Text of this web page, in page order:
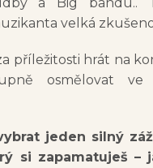
velká
příležitosti hrát na
osmělovat
jeden silný
si zapamatuješ –